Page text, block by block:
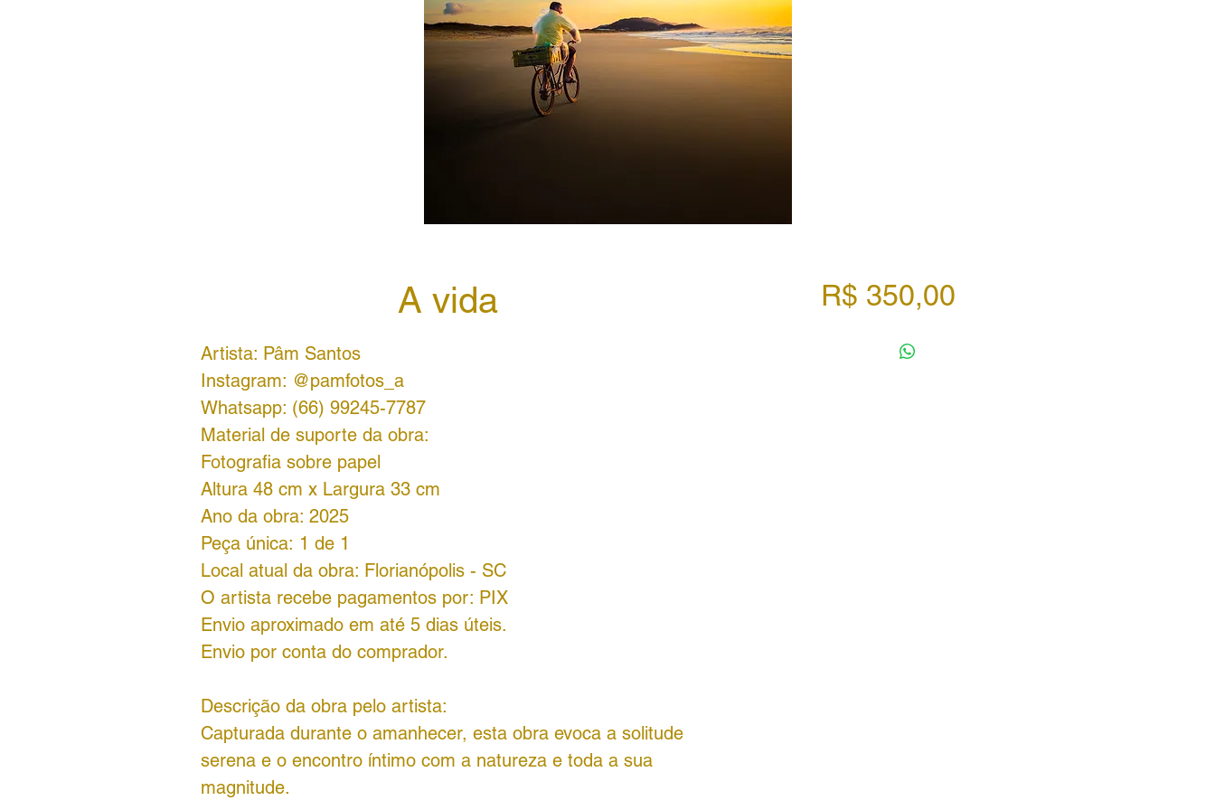
A vida
Artista: Pâm Santos
Instagram: @pamfotos_a
Whatsapp: (66) 99245-7787
Material de suporte da obra:
Fotografia sobre papel
Altura 48 cm x Largura 33 cm
Ano da obra: 2025
Peça única: 1 de 1
Local atual da obra: Florianópolis - SC
O artista recebe pagamentos por: PIX
Envio aproximado em até 5 dias úteis.
Envio por conta do comprador.
Descrição da obra pelo artista:
Capturada durante o amanhecer, esta obra evoca a solitude
serena e o encontro íntimo com a natureza e toda a sua
magnitude.
R$ 350,00